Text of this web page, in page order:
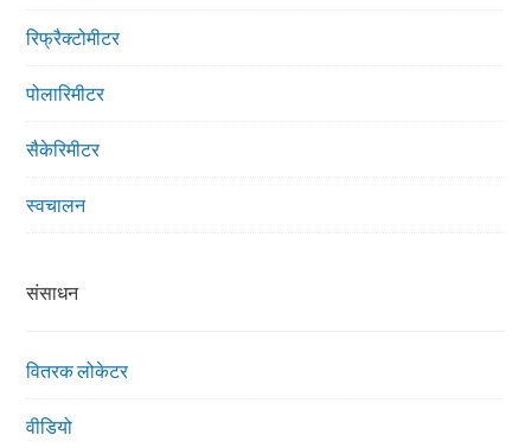
रिफ्रैक्टोमीटर
पोलारिमीटर
सैकेरिमीटर
स्वचालन
संसाधन
वितरक लोकेटर
वीडियो